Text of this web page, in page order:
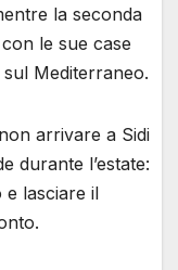
la seconda
le sue case
Mediterraneo.
arrivare a Sidi
durante l’estate:
e lasciare il